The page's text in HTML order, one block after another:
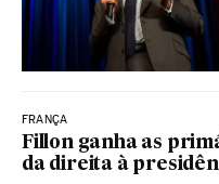
FRANÇA
Fillon ganha as
da direita à